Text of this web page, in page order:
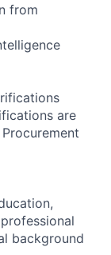
from
are
background